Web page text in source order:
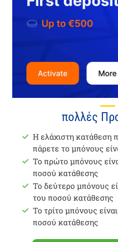
πολλές
Η ελάχιστη κατάθεση
πάρετε το μπόνους
Το πρώτο μπόνους
ποσού κατάθεσης
Το δεύτερο μπόνους
του ποσού κατάθεσης
Το τρίτο μπόνους
ποσού κατάθεσης